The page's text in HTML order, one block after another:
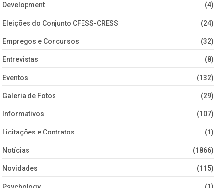
Development (4)
Eleições do Conjunto CFESS-CRESS (24)
Empregos e Concursos (32)
Entrevistas (8)
Eventos (132)
Galeria de Fotos (29)
Informativos (107)
Licitações e Contratos (1)
Notícias (1866)
Novidades (115)
Psychology (1)